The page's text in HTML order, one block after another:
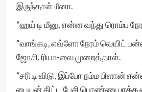
இருந்தாள் மீனா.
“ஹய் டி மீனு, என்ன வந்து ரொம்ப
“வாங்கடி, எவ்ளோ நேரம் வெயிட்
ஜோசி, ரியா-வை முறைத்தாள்.
“சரி டி விடு, இப்போ நம்ம பிளான்
பையன் கிட்ட பேசி பொண்ணு பாக்க